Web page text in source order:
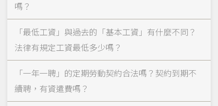
嗎？
「最低工資」與過去的「基本工資」有什麼不同？
法律有規定工資最低多少嗎？
「一年一聘」的定期勞動契約合法嗎？契約到期不
續聘，有資遣費嗎？